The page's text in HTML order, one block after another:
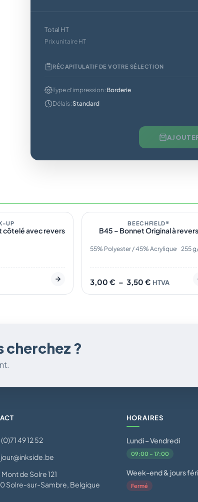
Total HT
Prix unitaire HT
RÉCAPITULATIF DE VOTRE SÉLECTION
Type d'impression :Borderie
Délais :Standard
4
UP
côtelé avec revers
NOTRE CHOIX
En stock
BEECHFIELD®
B45 – Bonnet Original à revers
55% Polyester / 45% Acrylique 255
3,00 € – 3,50 €
de
prix :
à
HTVA
cherchez ?
49 12 52
Mont de Solre 121
Solre-sur-Sambre, Belgique
HORAIRES
Lundi – Vendredi
09:00 – 17:00
Week-end & jours
Fermé